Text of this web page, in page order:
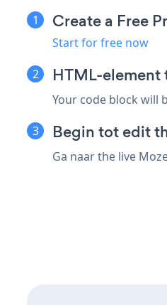
Create a Free
Start for free now
HTML-element
Your code block will
Begin tot edit
Ga naar the live